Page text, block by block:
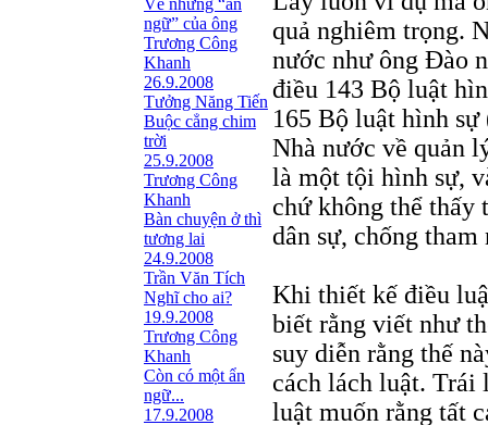
Về những “ẩn
ngữ” của ông
Trương Công
Khanh
26.9.2008
Tưởng Năng Tiến
Buộc cẳng chim
trời
25.9.2008
Trương Công
Khanh
Bàn chuyện ở thì
tương lai
24.9.2008
Trần Văn Tích
Nghĩ cho ai?
19.9.2008
Trương Công
Khanh
Còn có một ẩn
ngữ...
17.9.2008
quả nghiêm trọng.
nước như ông Đào
điều 143 Bộ luật
165 Bộ luật hình
Nhà nước về quản
là một tội hình sự,
chứ không thể thấy
dân sự, chống
Khi thiết kế điều
biết rằng viết như
suy diễn rằng thế
cách lách luật. Trái
luật muốn rằng tất